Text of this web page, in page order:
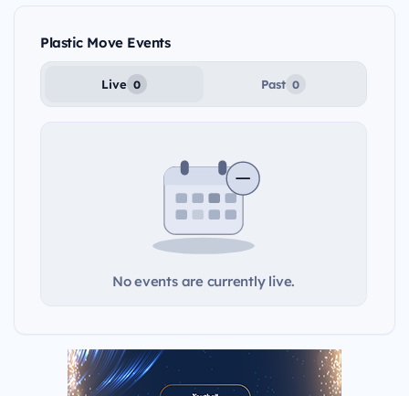
Plastic Move Events
Live 0 Past 0
No events are currently live.